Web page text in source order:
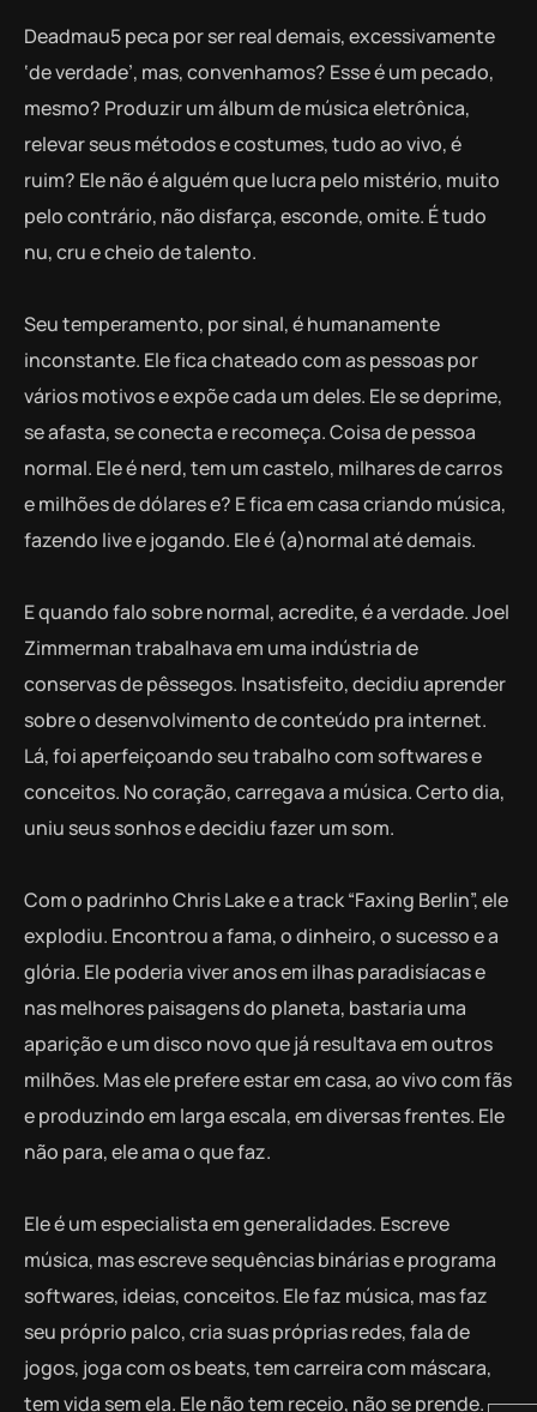
Deadmau5 peca por ser real demais, excessivamente
‘de verdade’, mas, convenhamos? Esse é um pecado,
mesmo? Produzir um álbum de música eletrônica,
relevar seus métodos e costumes, tudo ao vivo, é
ruim? Ele não é alguém que lucra pelo mistério, muito
pelo contrário, não disfarça, esconde, omite. É tudo
nu, cru e cheio de talento.
Seu temperamento, por sinal, é humanamente
inconstante. Ele fica chateado com as pessoas por
vários motivos e expõe cada um deles. Ele se deprime,
se afasta, se conecta e recomeça. Coisa de pessoa
normal. Ele é nerd, tem um castelo, milhares de carros
e milhões de dólares e? E fica em casa criando música,
fazendo live e jogando. Ele é (a)normal até demais.
E quando falo sobre normal, acredite, é a verdade. Joel
Zimmerman trabalhava em uma indústria de
conservas de pêssegos. Insatisfeito, decidiu aprender
sobre o desenvolvimento de conteúdo pra internet.
Lá, foi aperfeiçoando seu trabalho com softwares e
conceitos. No coração, carregava a música. Certo dia,
uniu seus sonhos e decidiu fazer um som.
Com o padrinho Chris Lake e a track “Faxing Berlin”, ele
explodiu. Encontrou a fama, o dinheiro, o sucesso e a
glória. Ele poderia viver anos em ilhas paradisíacas e
nas melhores paisagens do planeta, bastaria uma
aparição e um disco novo que já resultava em outros
milhões. Mas ele prefere estar em casa, ao vivo com fãs
e produzindo em larga escala, em diversas frentes. Ele
não para, ele ama o que faz.
Ele é um especialista em generalidades. Escreve
música, mas escreve sequências binárias e programa
softwares, ideias, conceitos. Ele faz música, mas faz
seu próprio palco, cria suas próprias redes, fala de
jogos, joga com os beats, tem carreira com máscara,
tem vida sem ela. Ele não tem receio, não se prende.